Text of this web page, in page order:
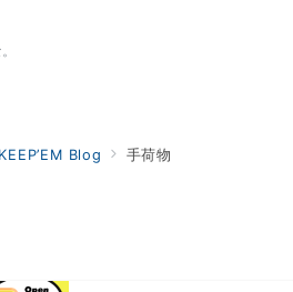
Blog 手荷物